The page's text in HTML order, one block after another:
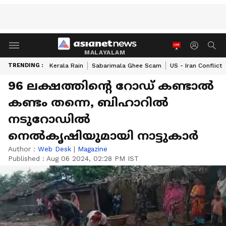
MALAYALAM
TRENDING : Kerala Rain Sabarimala Ghee Scam US - Iran Conflict
96 ലക്ഷത്തിന്റെ റോഡ് കണ്ടാൽ
കണ്ടം തന്നെ, ബിഹാറിൽ
നടുറോഡിൽ
നെൽകൃഷിയുമായി നാട്ടുകാർ
Author : Web Desk | Magazine
Published : Aug 06 2024, 02:28 PM IST